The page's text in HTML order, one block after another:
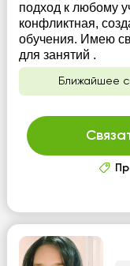
подход к любому
конфликтная,
обучения. Имею
для занятий .
Ближайшее